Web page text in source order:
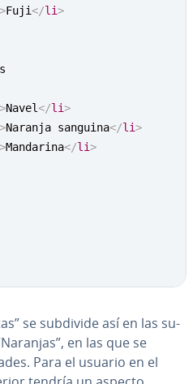
>Fuji</li>
>Navel</li>
>Naranja sanguina</li>
>Mandarina</li>
se subdivide así en las su­
en las que se
Para el usuario en el